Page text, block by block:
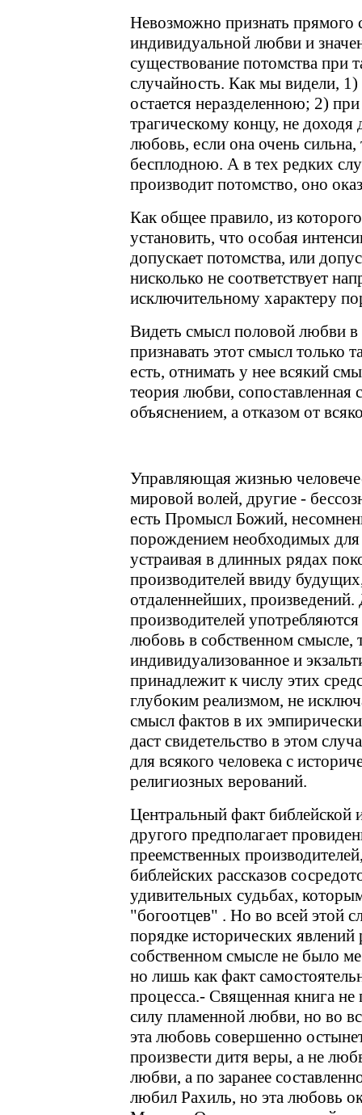
Невозможно признать прямого
индивидуальной любви и
существование потомства при
случайность. Как мы видели,
остается неразделенною; 2)
трагическому концу, не доходя
любовь, если она очень
бесплодною. А в тех редких
производит потомство, оно
Как общее правило, из
установить, что особая
допускает потомства, или
нисколько не соответствует
исключительному характеру
Видеть смысл половой любви в
признавать этот смысл только
есть, отнимать у нее всякий
теория любви, сопоставленная
объяснением, а отказом от
Управляющая жизнью
мировой волей, другие -
есть Промысл Божий,
порождением необходимых
устраивая в длинных рядах
производителей ввиду
отдаленнейших,
производителей
любовь в собственном смысле,
индивидуализованное и
принадлежит к числу этих
глубоким реализмом, не
смысл фактов в их
даст свидетельство в этом
для всякого человека с
религиозных верований.
Центральный факт библейской
другого предполагает
преемственных
библейских рассказов
удивительных судьбах,
"богоотцев" . Но во всей этой
порядке исторических
собственном смысле не было
но лишь как факт
процесса.- Священная книга
силу пламенной любви, но во
эта любовь совершенно
произвести дитя веры, а не
любви, а по заранее
любил Рахиль, но эта любовь